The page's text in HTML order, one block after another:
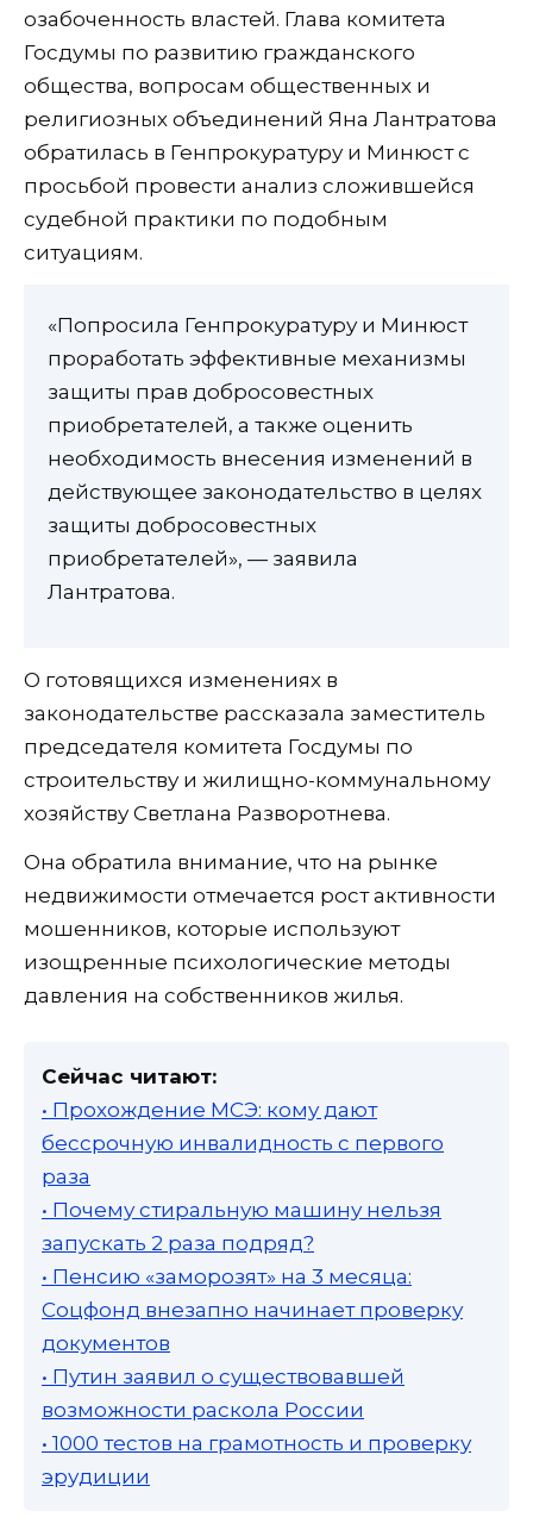
озабоченность властей. Глава комитета
Госдумы по развитию гражданского
общества, вопросам общественных и
религиозных объединений Яна Лантратова
обратилась в Генпрокуратуру и Минюст с
просьбой провести анализ сложившейся
судебной практики по подобным
ситуациям.
«Попросила Генпрокуратуру и Минюст
проработать эффективные механизмы
защиты прав добросовестных
приобретателей, а также оценить
необходимость внесения изменений в
действующее законодательство в целях
защиты добросовестных
приобретателей», — заявила
Лантратова.
О готовящихся изменениях в
законодательстве рассказала заместитель
председателя комитета Госдумы по
строительству и жилищно-коммунальному
хозяйству Светлана Разворотнева.
Она обратила внимание, что на рынке
недвижимости отмечается рост активности
мошенников, которые используют
изощренные психологические методы
давления на собственников жилья.
Сейчас читают:
• Прохождение МСЭ: кому дают
бессрочную инвалидность с первого
раза
• Почему стиральную машину нельзя
запускать 2 раза подряд?
• Пенсию «заморозят» на 3 месяца:
Соцфонд внезапно начинает проверку
документов
• Путин заявил о существовавшей
возможности раскола России
• 1000 тестов на грамотность и проверку
эрудиции